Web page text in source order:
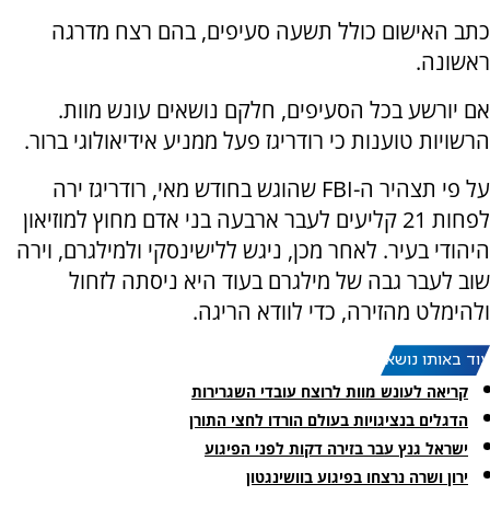
כתב האישום כולל תשעה סעיפים, בהם רצח מדרגה
ראשונה.
אם יורשע בכל הסעיפים, חלקם נושאים עונש מוות.
הרשויות טוענות כי רודריגז פעל ממניע אידיאולוגי ברור.
על פי תצהיר ה-FBI שהוגש בחודש מאי, רודריגז ירה
לפחות 21 קליעים לעבר ארבעה בני אדם מחוץ למוזיאון
היהודי בעיר. לאחר מכן, ניגש ללישינסקי ולמילגרם, וירה
שוב לעבר גבה של מילגרם בעוד היא ניסתה לזחול
ולהימלט מהזירה, כדי לוודא הריגה.
עוד באותו נושא:
קריאה לעונש מוות לרוצח עובדי השגרירות
הדגלים בנציגויות בעולם הורדו לחצי התורן
ישראל גנץ עבר בזירה דקות לפני הפיגוע
ירון ושרה נרצחו בפיגוע בוושינגטון